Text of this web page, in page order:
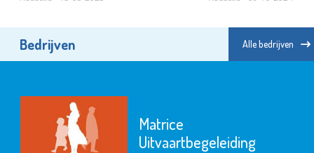
Bedrijven Alle bedrijven
Matrice
Uitvaartbegeleiding